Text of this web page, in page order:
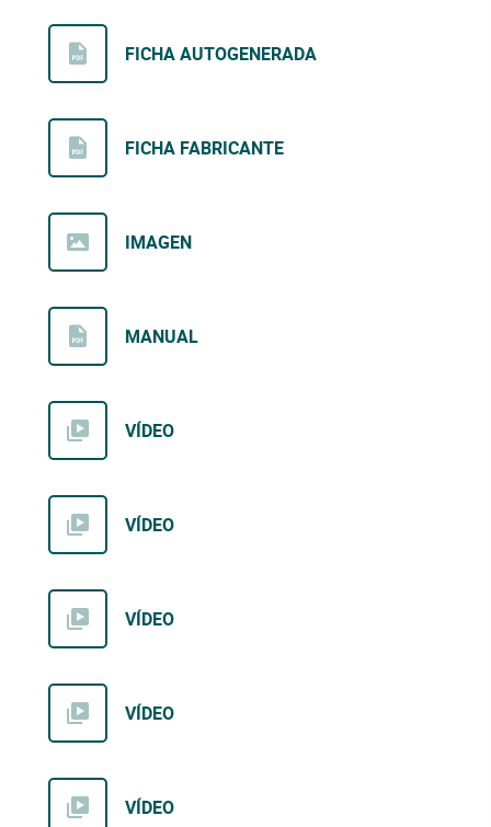
FICHA AUTOGENERADA
FICHA FABRICANTE
IMAGEN
MANUAL
VÍDEO
VÍDEO
VÍDEO
VÍDEO
VÍDEO